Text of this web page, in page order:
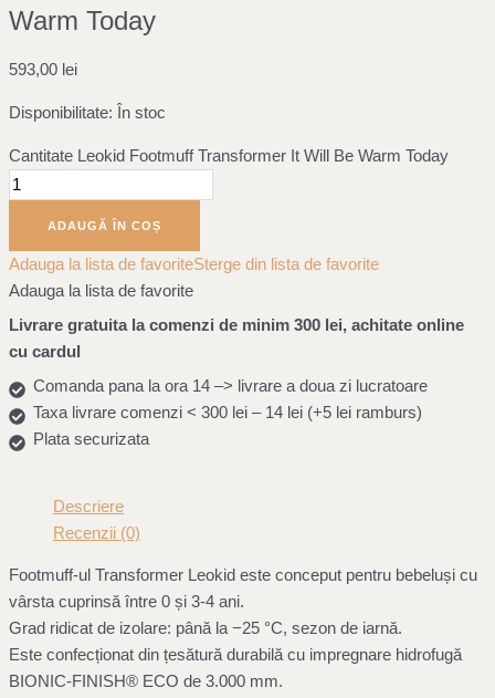
Warm Today
593,00 lei
Disponibilitate: În stoc
Cantitate Leokid Footmuff Transformer It Will Be Warm Today
ADAUGĂ ÎN COȘ
Adauga la lista de favoriteSterge din lista de favorite
Adauga la lista de favorite
Livrare gratuita la comenzi de minim 300 lei, achitate online
cu cardul
Comanda pana la ora 14 –> livrare a doua zi lucratoare
Taxa livrare comenzi < 300 lei – 14 lei (+5 lei ramburs)
Plata securizata
Descriere
Recenzii (0)
Footmuff-ul Transformer Leokid este conceput pentru bebeluși cu
vârsta cuprinsă între 0 și 3-4 ani.
Grad ridicat de izolare: până la −25 °С, sezon de iarnă.
Este confecționat din țesătură durabilă cu impregnare hidrofugă
BIONIC-FINISH® ECO de 3.000 mm.